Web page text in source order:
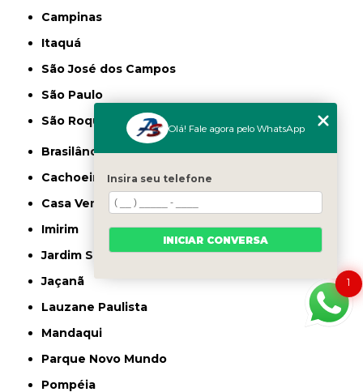
Campinas
Itaquá
São José dos Campos
São Paulo
São Roque
Brasilândia
Cachoeirinha
Casa Verde
Imirim
Jardim São Paulo
Jaçanã
Lauzane Paulista
Mandaqui
Parque Novo Mundo
Pompéia
1
Olá! Fale agora pelo WhatsApp
Insira seu telefone
INICIAR CONVERSA